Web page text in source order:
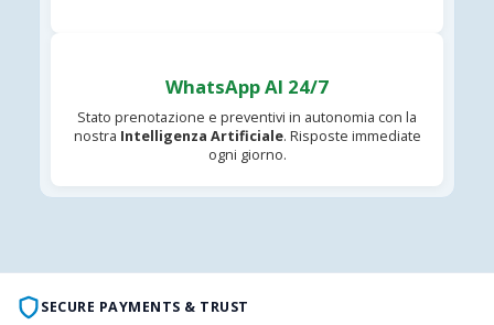
WhatsApp AI 24/7
Stato prenotazione e preventivi in autonomia con la
nostra Intelligenza Artificiale. Risposte immediate
ogni giorno.
SECURE PAYMENTS & TRUST